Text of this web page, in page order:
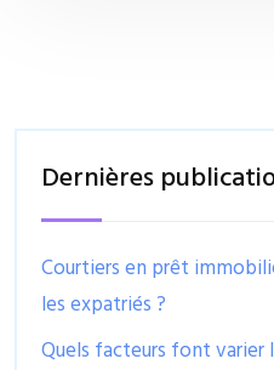
Dernières
Courtiers en prêt
les expatriés ?
Quels facteurs font varier